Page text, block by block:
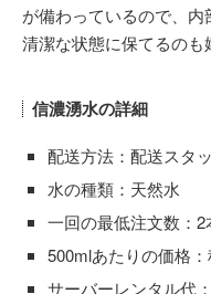
が備わっているので、
清潔な状態に保てるのも
信濃湧水の詳細
配送方法：配送スタ
水の種類：天然水
一回の最低注文数：2
500mlあたりの価格
サーバーレンタル代